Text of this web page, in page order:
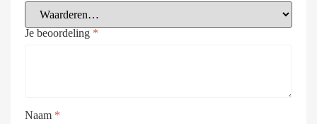
Je beoordeling *
Naam *